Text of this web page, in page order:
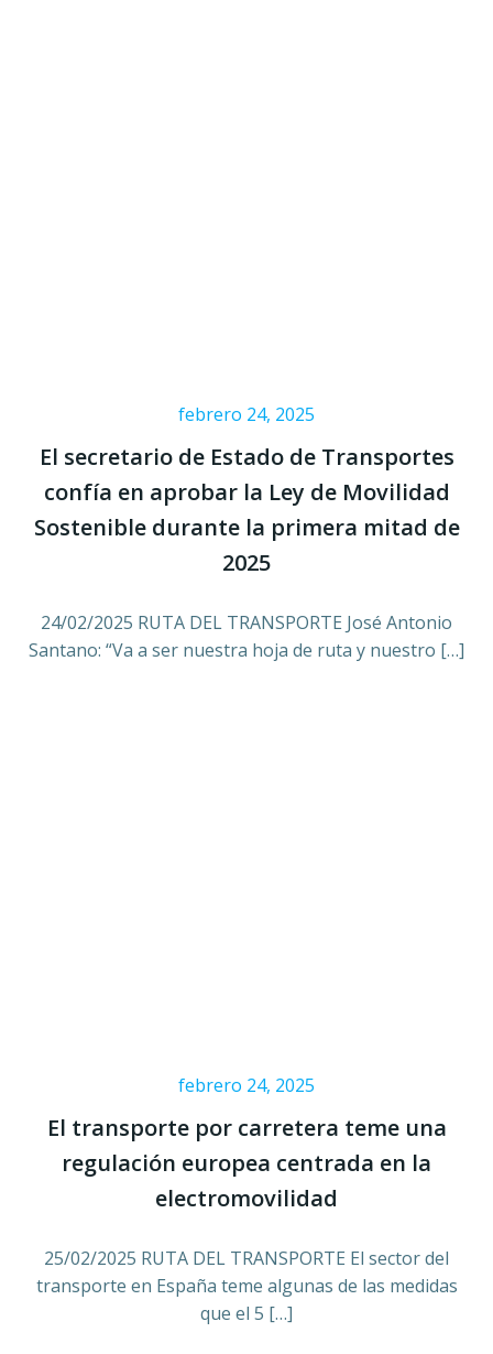
febrero 24, 2025
El secretario de Estado de Transportes
confía en aprobar la Ley de Movilidad
Sostenible durante la primera mitad de
2025
24/02/2025 RUTA DEL TRANSPORTE José Antonio
Santano: “Va a ser nuestra hoja de ruta y nuestro […]
febrero 24, 2025
El transporte por carretera teme una
regulación europea centrada en la
electromovilidad
25/02/2025 RUTA DEL TRANSPORTE El sector del
transporte en España teme algunas de las medidas
que el 5 […]